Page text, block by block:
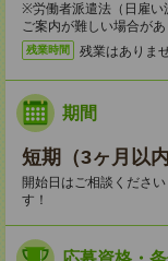
※労働者派遣法（日雇い
ご案内が難しい場合が
残業時間 残業はありませ
期間
短期（3ヶ月以内
開始日はご相談くださ
す！